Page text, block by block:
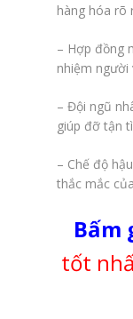
hàng hóa rõ
– Hợp đồng
nhiệm người
– Đội ngũ
giúp đỡ tận
– Chế độ
thắc mắc
Bấm
tốt